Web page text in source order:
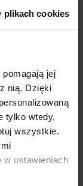
plikach cookies
jej
nią. Dzięki
tylko wtedy,
wszystkie.
w ustawieniach